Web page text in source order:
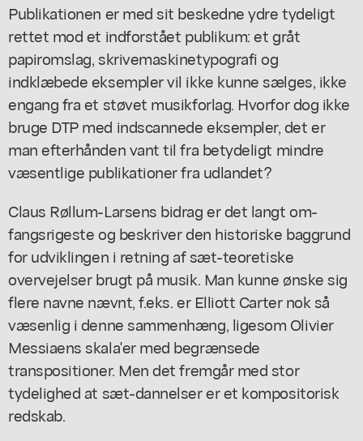
Publikationen er med sit beskedne ydre tydeligt
rettet mod et indforstået publikum: et gråt
papiromslag, skrivemaskinetypografi og
indklæbede eksempler vil ikke kunne sælges, ikke
engang fra et støvet musikforlag. Hvorfor dog ikke
bruge DTP med indscannede eksempler, det er
man efterhånden vant til fra betydeligt mindre
væsentlige publikationer fra udlandet?
Claus Røllum-Larsens bidrag er det langt om-
fangsrigeste og beskriver den historiske baggrund
for udviklingen i retning af sæt-teoretiske
overvejelser brugt på musik. Man kunne ønske sig
flere navne nævnt, f.eks. er Elliott Carter nok så
væsenlig i denne sammenhæng, ligesom Olivier
Messiaens skala'er med begrænsede
transpositioner. Men det fremgår med stor
tydelighed at sæt-dannelser er et kompositorisk
redskab.